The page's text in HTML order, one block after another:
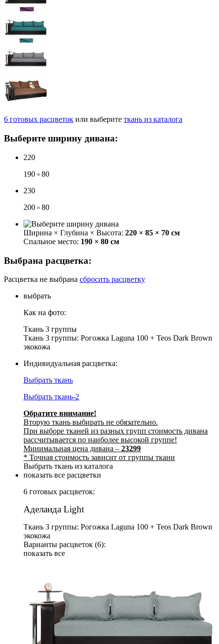
6 готовых расцветок или выберите ткань из каталога
Выберите ширину дивана:
220
190 × 80
230
200 × 80
Ширина × Глубина × Высота: 220 × 85 × 70 см
Спальное место: 190 × 80 см
Выбрана расцветка:
Расцветка не выбрана сбросить расцветку
выбрать
Как на фото:
Ткань 3 группы
Ткань 3 группы: Рогожка Laguna 100 + Teos Dark Brown
экокожа
Индивидуальная расцветка:
Выбрать ткань
Выбрать ткань-2
Обратите внимание!
Вторую ткань выбирать не обязательно.
При выборе тканей из разных групп стоимость дивана
рассчитывается по наиболее высокой группе!
Минимальная цена дивана – 23299
* Точная стоимость зависит от группы ткани
Выбрать ткань из каталога
показать все расцветки
6 готовых расцветок:
Аделаида Light
Ткань 3 группы: Рогожка Laguna 100 + Teos Dark Brown
экокожа
Варианты расцветок (6):
показать все